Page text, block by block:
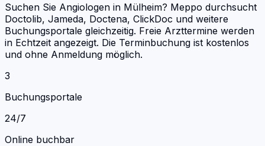
Suchen Sie Angiologen in Mülheim? Meppo durchsucht
Doctolib, Jameda, Doctena, ClickDoc und weitere
Buchungsportale gleichzeitig. Freie Arzttermine werden
in Echtzeit angezeigt. Die Terminbuchung ist kostenlos
und ohne Anmeldung möglich.
3
Buchungsportale
24/7
Online buchbar